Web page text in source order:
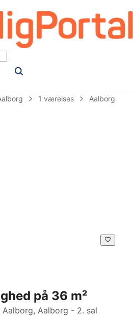
1 værelses Aalborg
på 36 m²
Aalborg - 2. sal